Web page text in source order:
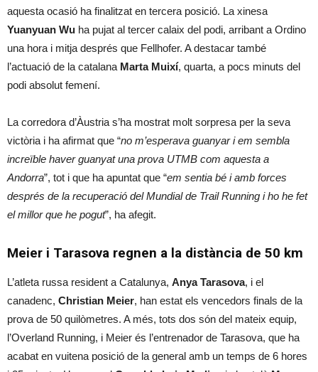
aquesta ocasió ha finalitzat en tercera posició. La xinesa
Yuanyuan Wu ha pujat al tercer calaix del podi, arribant a Ordino
una hora i mitja després que Fellhofer. A destacar també
l’actuació de la catalana Marta Muixí, quarta, a pocs minuts del
podi absolut femení.
La corredora d’Àustria s’ha mostrat molt sorpresa per la seva
victòria i ha afirmat que “no m’esperava guanyar i em sembla
increïble haver guanyat una prova UTMB com aquesta a
Andorra”, tot i que ha apuntat que “em sentia bé i amb forces
després de la recuperació del Mundial de Trail Running i ho he fet
el millor que he pogut”, ha afegit.
Meier i Tarasova regnen a la distància de 50 km
L’atleta russa resident a Catalunya, Anya Tarasova, i el
canadenc, Christian Meier, han estat els vencedors finals de la
prova de 50 quilòmetres. A més, tots dos són del mateix equip,
l’Overland Running, i Meier és l’entrenador de Tarasova, que ha
acabat en vuitena posició de la general amb un temps de 6 hores